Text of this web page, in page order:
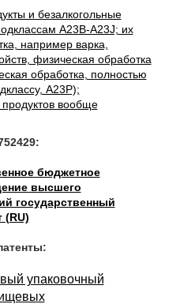
и безалкогольные
A23B-A23J; их
например варка,
физическая обработка
обработка, полностью
A23P);
вообще
бюджетное
высшего
государственный
(RU)
упаковочный